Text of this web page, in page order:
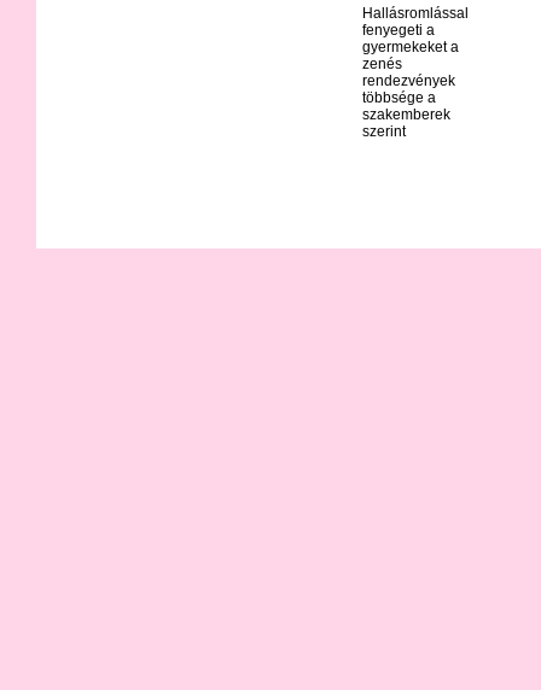
Hallásromlással
fenyegeti a
gyermekeket a
zenés
rendezvények
többsége a
szakemberek
szerint